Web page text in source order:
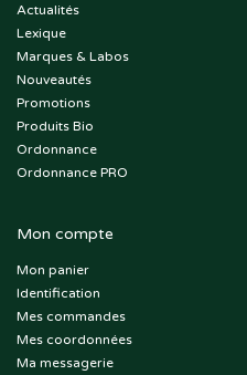
Actualités
Lexique
Marques & Labos
Nouveautés
Promotions
Produits Bio
Ordonnance
Ordonnance PRO
Mon compte
Mon panier
Identification
Mes commandes
Mes coordonnées
Ma messagerie